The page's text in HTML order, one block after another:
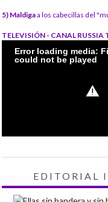
5) Maldigaa los cabecillas del
TELEVISIÓN - CANAL RUSSIA
EDITORIAL